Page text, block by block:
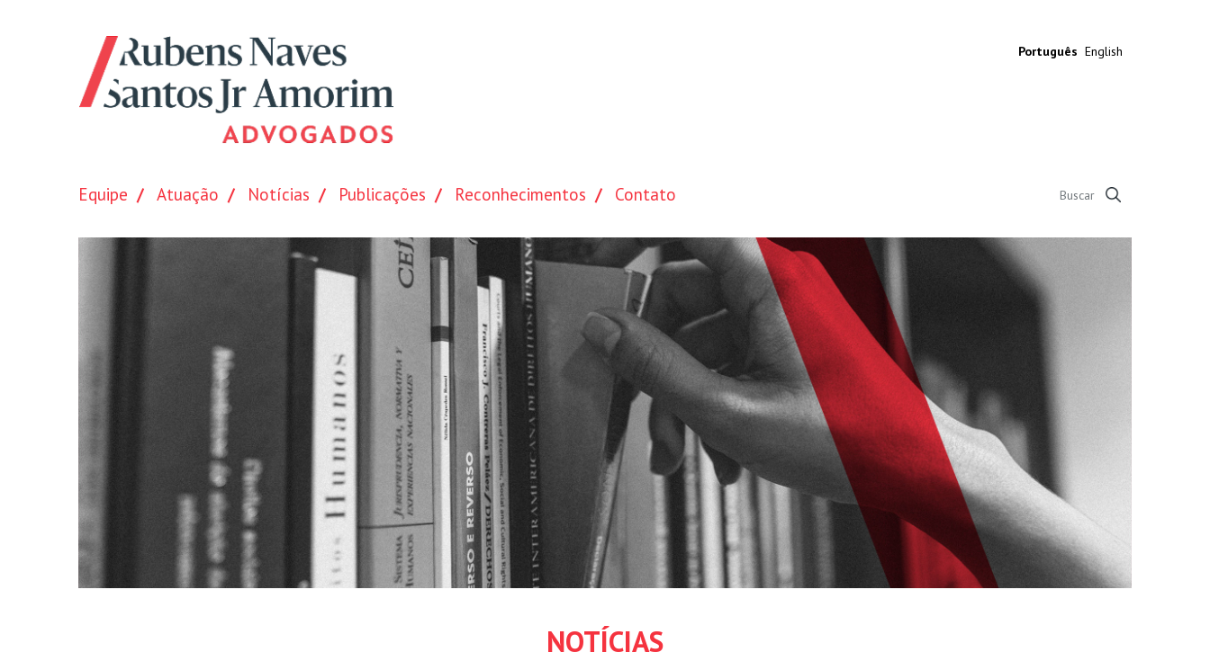
Português English
Equipe Atuação Notícias Publicações Reconhecimentos Contato
NOTÍCIAS